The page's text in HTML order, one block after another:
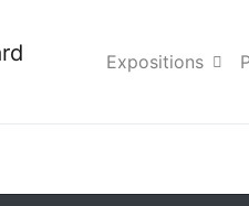
Expositions